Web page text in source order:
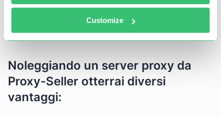
Customize
Seller fanno al caso tuo. La nostra azienda offre prezzi
Noleggiando un server proxy da
Proxy-Seller otterrai diversi
vantaggi: